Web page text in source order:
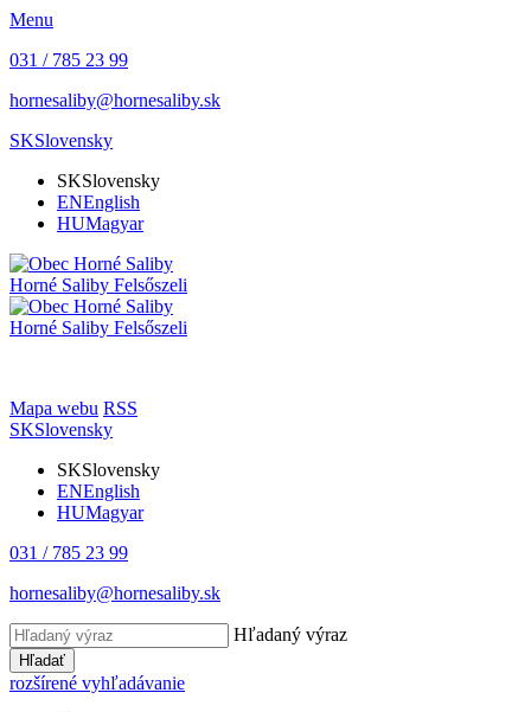
Menu
031 / 785 23 99
hornesaliby@hornesaliby.sk
SKSlovensky
SKSlovensky
ENEnglish
HUMagyar
Horné Saliby Felsőszeli
Horné Saliby Felsőszeli
Mapa webu RSS
SKSlovensky
SKSlovensky
ENEnglish
HUMagyar
031 / 785 23 99
hornesaliby@hornesaliby.sk
Hľadaný výraz
Hľadať
rozšírené vyhľadávanie